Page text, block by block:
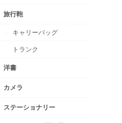
旅行鞄
キャリーバッグ
トランク
洋書
カメラ
ステーショナリー